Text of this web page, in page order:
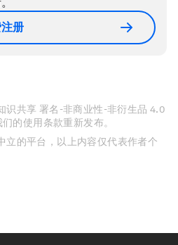
册
识共享 署名-非商业性-非衍生品 4.0
的使用条款重新发布。
立的平台，以上内容仅代表作者个